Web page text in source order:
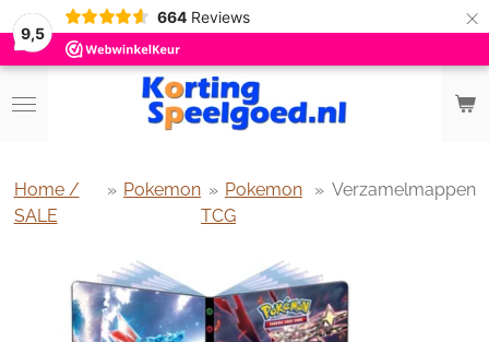
9,5
664 Reviews ×
Home /
SALE
» Pokemon » Pokemon
TCG
» Verzamelmappen